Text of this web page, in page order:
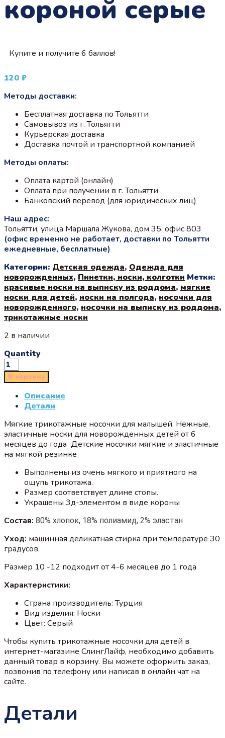
короной серые
Купите и получите 6 баллов!
120 ₽
Методы доставки:
Бесплатная доставка по Тольятти
Самовывоз из г. Тольятти
Курьерская доставка
Доставка почтой и транспортной компанией
Методы оплаты:
Оплата картой (онлайн)
Оплата при получении в г. Тольятти
Банковский перевод (для юридических лиц)
Наш адрес:
Тольятти, улица Маршала Жукова, дом 35, офис 803
(офис временно не работает, доставки по Тольятти
ежедневные, бесплатные)
Категории: Детская одежда, Одежда для
новорожденных, Пинетки, носки, колготки Метки:
красивые носки на выписку из роддома, мягкие
носки для детей, носки на полгода, носочки для
новорожденного, носочки на выписку из роддома,
трикотажные носки
2 в наличии
Quantity
В корзину
Описание
Детали
Мягкие трикотажные носочки для малышей. Нежные,
эластичные носки для новорожденных детей от 6
месяцев до года Детские носочки мягкие и эластичные
на мягкой резинке
Выполнены из очень мягкого и приятного на
ощупь трикотажа.
Размер соответствует длине стопы.
Украшены 3д-элементом в виде короны
Состав: 80% хлопок, 18% полиамид, 2% эластан
Уход: машинная деликатная стирка при температуре 30
градусов.
Размер 10 -12 подходит от 4-6 месяцев до 1 года
Характеристики:
Страна производитель: Турция
Вид изделия: Носки
Цвет: Серый
Чтобы купить трикотажные носочки для детей в
интернет-магазине СлингЛайф, необходимо добавить
данный товар в корзину. Вы можете оформить заказ,
позвонив по телефону или написав в онлайн чат на
сайте.
Детали